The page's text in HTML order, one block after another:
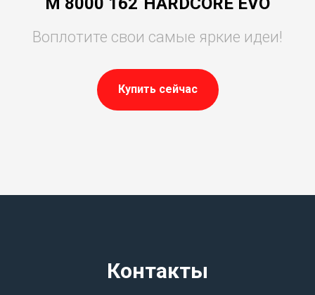
Воплотите свои самые яркие идеи!
Купить сейчас
Контакты